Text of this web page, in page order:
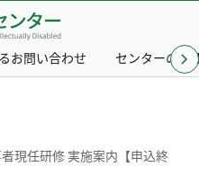
お問い合わせ センターの概
現任研修 実施案内【申込終